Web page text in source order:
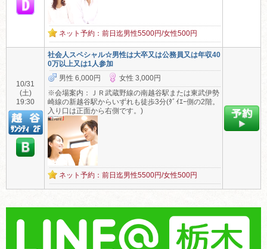
ネット予約：前日迄男性5500円/女性500円
10/31
(土)
19:30
社会人スペシャル☆男性は大卒又は公務員又は年収40
0万以上又は1人参加
男性 6,000円
女性 3,000円
※会場案内：ＪＲ武蔵野線の南越谷駅または東武伊勢
崎線の新越谷駅からいずれも徒歩3分(ﾀﾞｲｴｰ側の2階。
入り口は正面から右側です。)
ネット予約：前日迄男性5500円/女性500円